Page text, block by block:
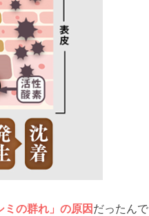
の群れ」の原因 だったんで